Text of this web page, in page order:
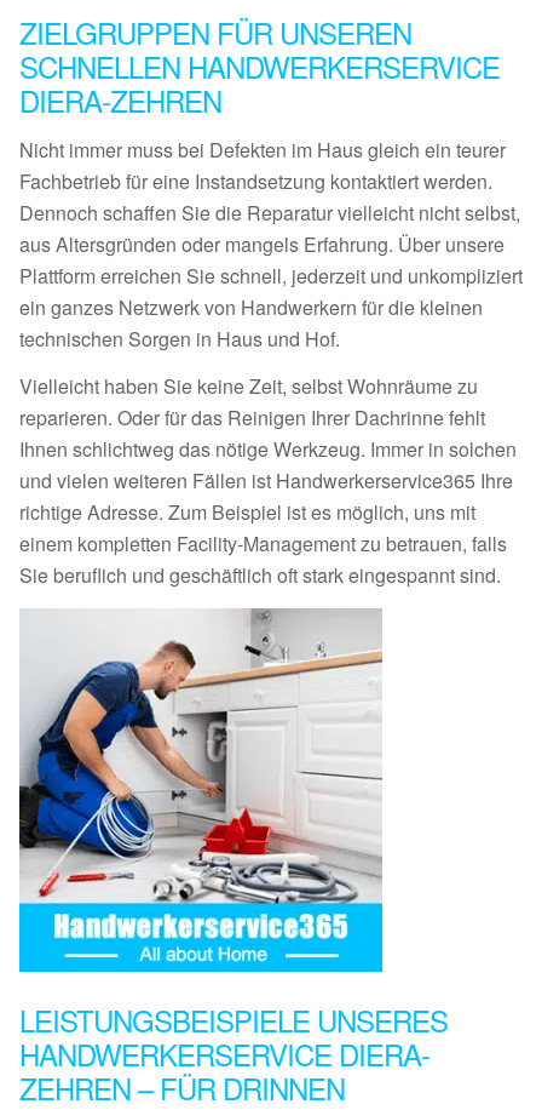
ZIELGRUPPEN FÜR UNSEREN
SCHNELLEN HANDWERKERSERVICE
DIERA-ZEHREN
Nicht immer muss bei Defekten im Haus gleich ein teurer
Fachbetrieb für eine Instandsetzung kontaktiert werden.
Dennoch schaffen Sie die Reparatur vielleicht nicht selbst,
aus Altersgründen oder mangels Erfahrung. Über unsere
Plattform erreichen Sie schnell, jederzeit und unkompliziert
ein ganzes Netzwerk von Handwerkern für die kleinen
technischen Sorgen in Haus und Hof.
Vielleicht haben Sie keine Zeit, selbst Wohnräume zu
reparieren. Oder für das Reinigen Ihrer Dachrinne fehlt
Ihnen schlichtweg das nötige Werkzeug. Immer in solchen
und vielen weiteren Fällen ist Handwerkerservice365 Ihre
richtige Adresse. Zum Beispiel ist es möglich, uns mit
einem kompletten Facility-Management zu betrauen, falls
Sie beruflich und geschäftlich oft stark eingespannt sind.
LEISTUNGSBEISPIELE UNSERES
HANDWERKERSERVICE DIERA-
ZEHREN – FÜR DRINNEN